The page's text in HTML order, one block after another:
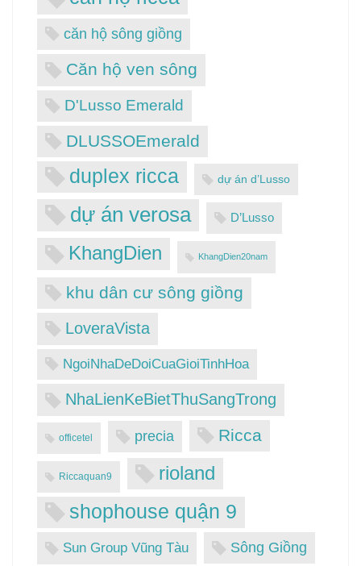
căn hộ sông giồng
Căn hộ ven sông
D'Lusso Emerald
DLUSSOEmerald
duplex ricca dự án d’Lusso
dự án verosa D’Lusso
KhangDien KhangDien20nam
khu dân cư sông giồng
LoveraVista
NgoiNhaDeDoiCuaGioiTinhHoa
NhaLienKeBietThuSangTrong
officetel precia Ricca
Riccaquan9
rioland
shophouse quận 9
Sun Group Vũng Tàu Sông Giồng